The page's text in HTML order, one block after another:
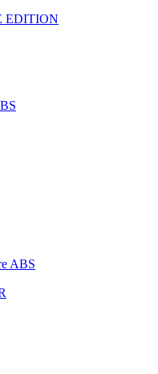
EDITION
ABS